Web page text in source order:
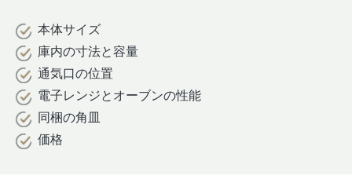
本体サイズ
庫内の寸法と容量
通気口の位置
電子レンジとオーブンの性能
同梱の角皿
価格